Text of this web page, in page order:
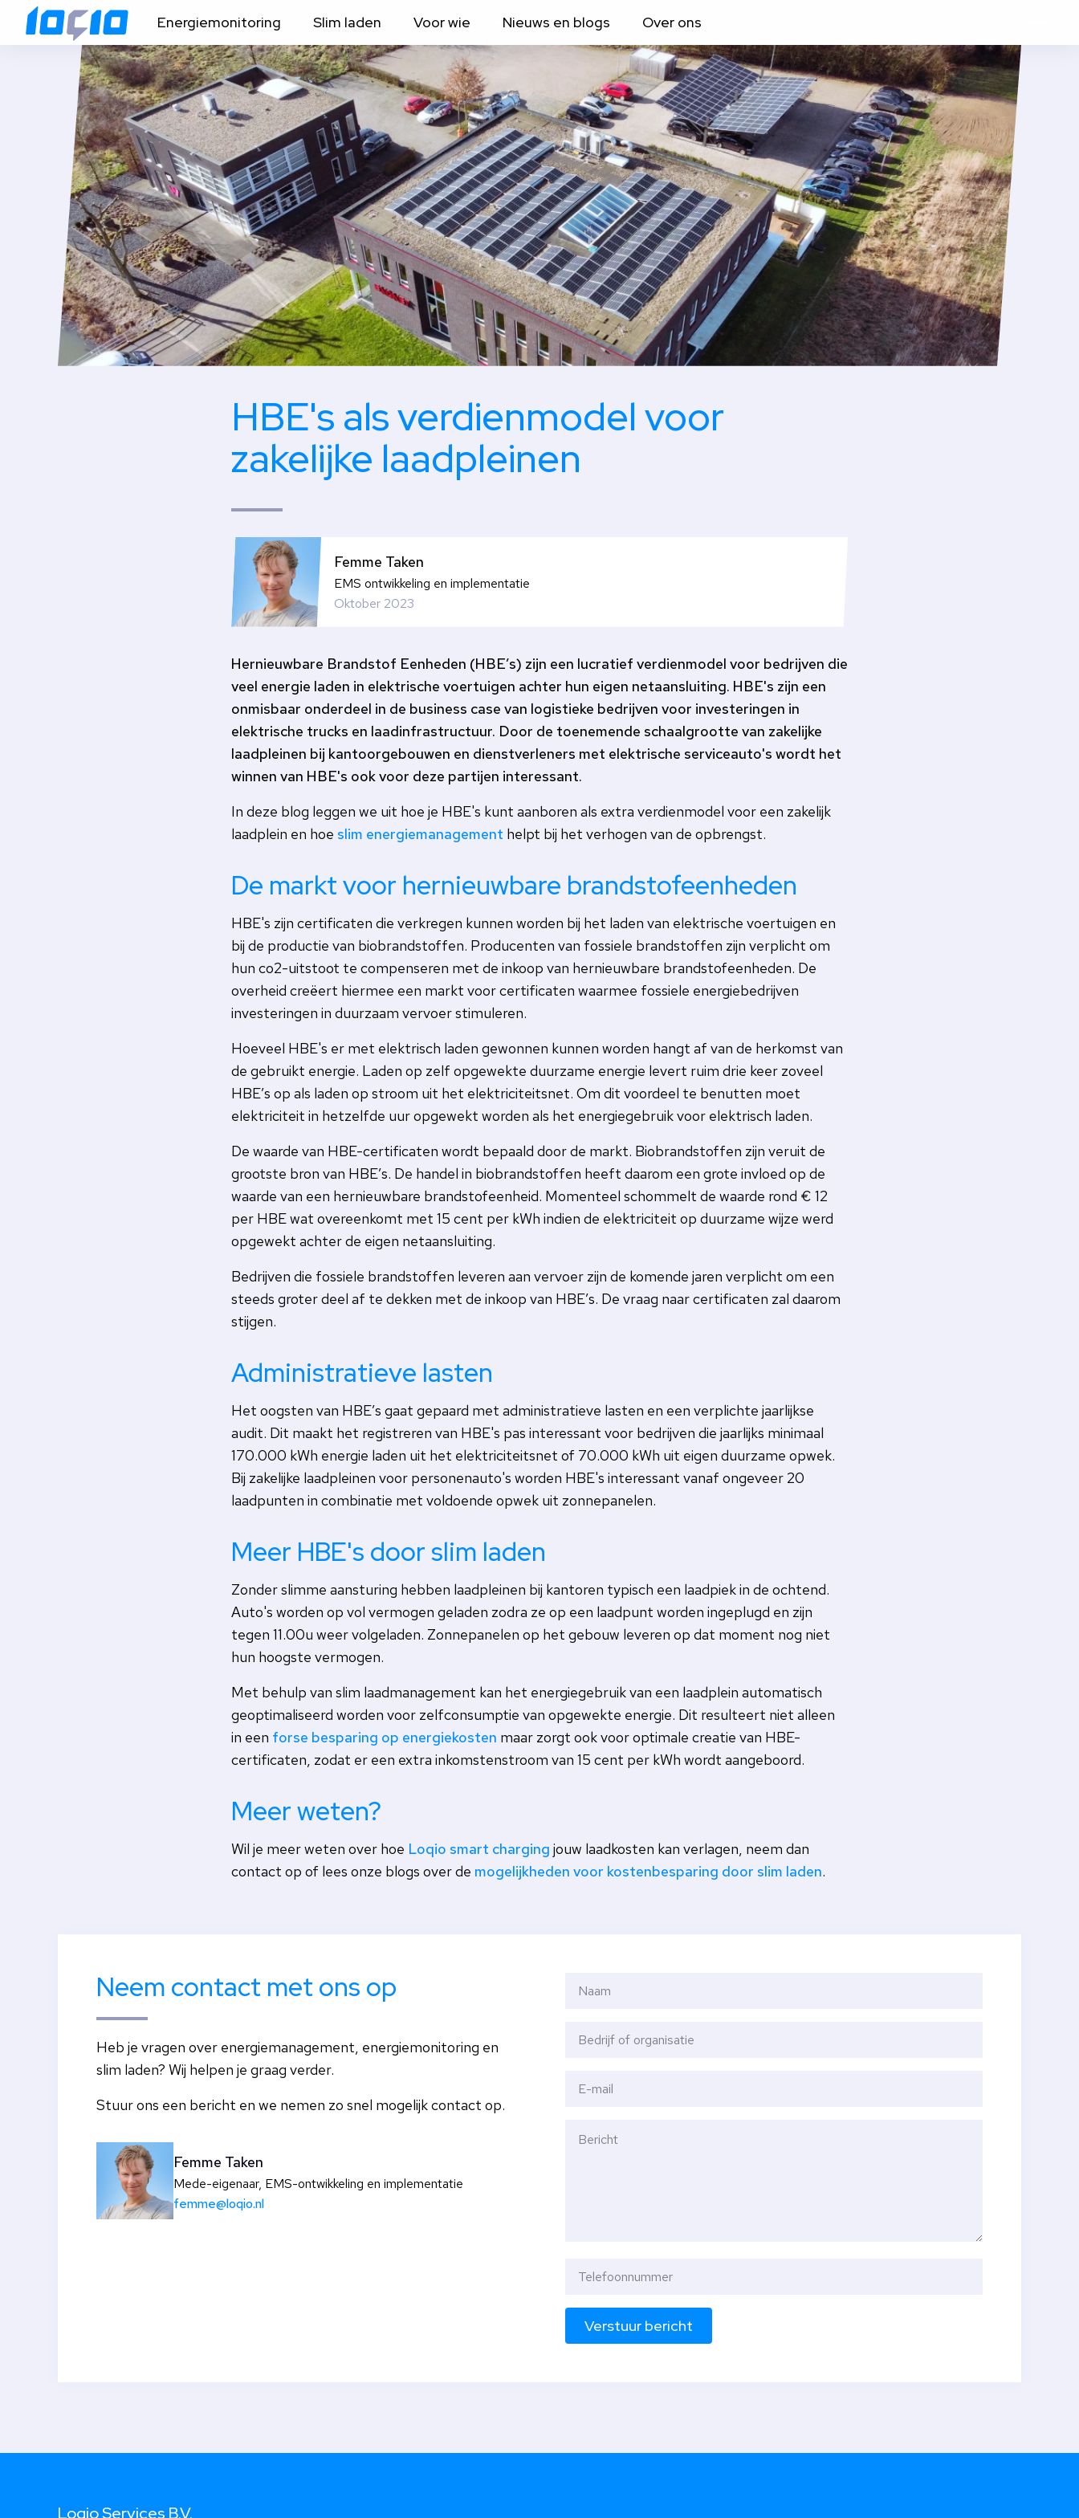
Energiemonitoring Slim laden Voor wie Nieuws en blogs Over ons
HBE's als verdienmodel voor
zakelijke laadpleinen
Femme Taken
EMS ontwikkeling en implementatie
Oktober 2023
Hernieuwbare Brandstof Eenheden (HBE’s) zijn een lucratief verdienmodel voor bedrijven die
veel energie laden in elektrische voertuigen achter hun eigen netaansluiting. HBE's zijn een
onmisbaar onderdeel in de business case van logistieke bedrijven voor investeringen in
elektrische trucks en laadinfrastructuur. Door de toenemende schaalgrootte van zakelijke
laadpleinen bij kantoorgebouwen en dienstverleners met elektrische serviceauto's wordt het
winnen van HBE's ook voor deze partijen interessant.
In deze blog leggen we uit hoe je HBE's kunt aanboren als extra verdienmodel voor een zakelijk
laadplein en hoe slim energiemanagement helpt bij het verhogen van de opbrengst.
De markt voor hernieuwbare brandstofeenheden
HBE's zijn certificaten die verkregen kunnen worden bij het laden van elektrische voertuigen en
bij de productie van biobrandstoffen. Producenten van fossiele brandstoffen zijn verplicht om
hun co2-uitstoot te compenseren met de inkoop van hernieuwbare brandstofeenheden. De
overheid creëert hiermee een markt voor certificaten waarmee fossiele energiebedrijven
investeringen in duurzaam vervoer stimuleren.
Hoeveel HBE's er met elektrisch laden gewonnen kunnen worden hangt af van de herkomst van
de gebruikt energie. Laden op zelf opgewekte duurzame energie levert ruim drie keer zoveel
HBE’s op als laden op stroom uit het elektriciteitsnet. Om dit voordeel te benutten moet
elektriciteit in hetzelfde uur opgewekt worden als het energiegebruik voor elektrisch laden.
De waarde van HBE-certificaten wordt bepaald door de markt. Biobrandstoffen zijn veruit de
grootste bron van HBE’s. De handel in biobrandstoffen heeft daarom een grote invloed op de
waarde van een hernieuwbare brandstofeenheid. Momenteel schommelt de waarde rond € 12
per HBE wat overeenkomt met 15 cent per kWh indien de elektriciteit op duurzame wijze werd
opgewekt achter de eigen netaansluiting.
Bedrijven die fossiele brandstoffen leveren aan vervoer zijn de komende jaren verplicht om een
steeds groter deel af te dekken met de inkoop van HBE’s. De vraag naar certificaten zal daarom
stijgen.
Administratieve lasten
Het oogsten van HBE’s gaat gepaard met administratieve lasten en een verplichte jaarlijkse
audit. Dit maakt het registreren van HBE's pas interessant voor bedrijven die jaarlijks minimaal
170.000 kWh energie laden uit het elektriciteitsnet of 70.000 kWh uit eigen duurzame opwek.
Bij zakelijke laadpleinen voor personenauto's worden HBE's interessant vanaf ongeveer 20
laadpunten in combinatie met voldoende opwek uit zonnepanelen.
Meer HBE's door slim laden
Zonder slimme aansturing hebben laadpleinen bij kantoren typisch een laadpiek in de ochtend.
Auto's worden op vol vermogen geladen zodra ze op een laadpunt worden ingeplugd en zijn
tegen 11.00u weer volgeladen. Zonnepanelen op het gebouw leveren op dat moment nog niet
hun hoogste vermogen.
Met behulp van slim laadmanagement kan het energiegebruik van een laadplein automatisch
geoptimaliseerd worden voor zelfconsumptie van opgewekte energie. Dit resulteert niet alleen
in een forse besparing op energiekosten maar zorgt ook voor optimale creatie van HBE-
certificaten, zodat er een extra inkomstenstroom van 15 cent per kWh wordt aangeboord.
Meer weten?
Wil je meer weten over hoe Loqio smart charging jouw laadkosten kan verlagen, neem dan
contact op of lees onze blogs over de mogelijkheden voor kostenbesparing door slim laden.
Neem contact met ons op
Heb je vragen over energiemanagement, energiemonitoring en
slim laden? Wij helpen je graag verder.
Stuur ons een bericht en we nemen zo snel mogelijk contact op.
Femme Taken
Mede-eigenaar, EMS-ontwikkeling en implementatie
femme@loqio.nl
Verstuur bericht
Loqio Services B.V.